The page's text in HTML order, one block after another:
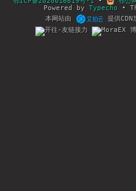
Powered by Typecho •
本网站由
提供CDN